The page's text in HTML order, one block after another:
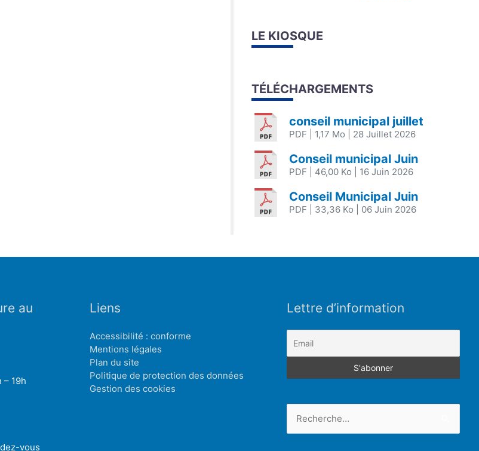
LE KIOSQUE
TÉLÉCHARGEMENTS
conseil municipal juillet
PDF | 1,17 Mo | 28 Juillet 2026
Conseil municipal Juin
PDF | 46,00 Ko | 16 Juin 2026
Conseil Municipal Juin
PDF | 33,36 Ko | 06 Juin 2026
au
– 19h
vous
Liens
Accessibilité : conforme
Mentions légales
Plan du site
Politique de protection des données
Gestion des cookies
Lettre d’information